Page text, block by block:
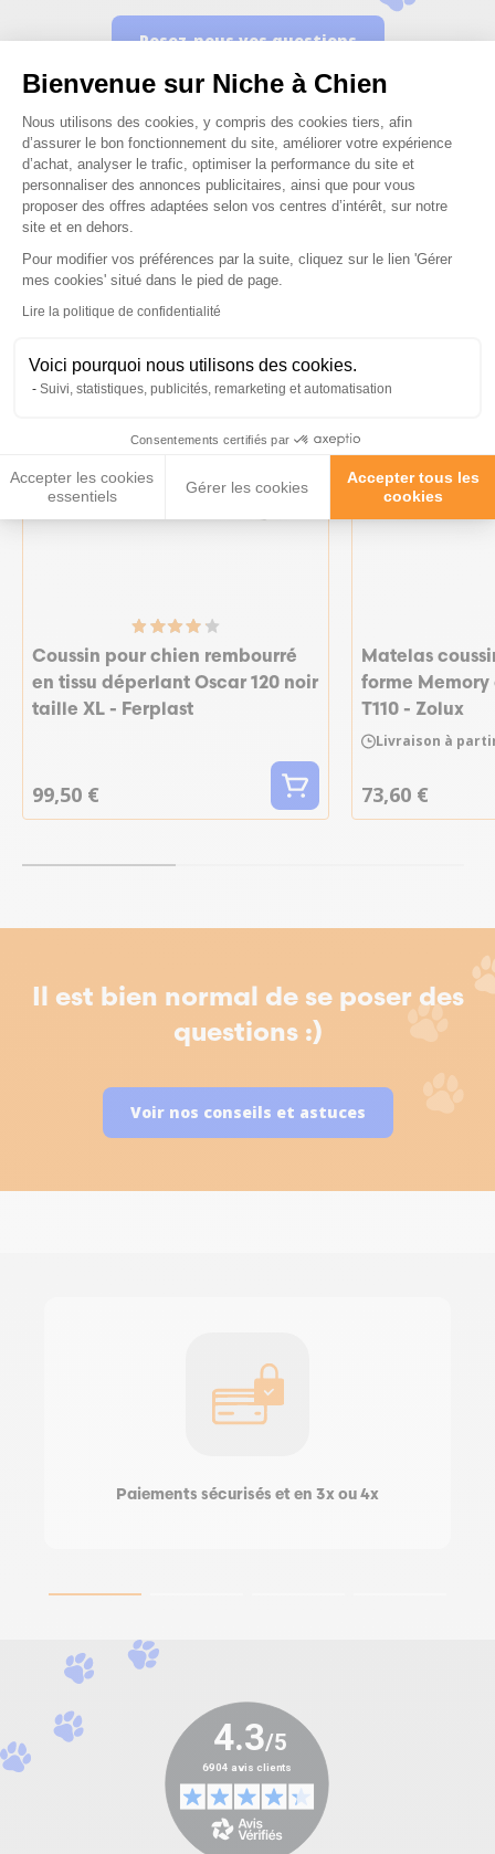
Bienvenue sur Niche à Chien
Plateforme de Gestion du
Nous utilisons des cookies, y compris des cookies tiers, afin
d’assurer le bon fonctionnement du site, améliorer votre expérience
d’achat, analyser le trafic, optimiser la performance du site et
personnaliser des annonces publicitaires, ainsi que pour vous
proposer des offres adaptées selon vos centres d’intérêt, sur notre
site et en dehors.
Pour modifier vos préférences par la suite, cliquez sur le lien 'Gérer
mes cookies' situé dans le pied de page.
Lire la politique de confidentialité
Voici pourquoi nous utilisons des cookies.
Suivi, statistiques, publicités, remarketing et automatisation
Consentements certifiés par
Accepter les cookies
essentiels
Gérer les cookies
Accepter tous les
cookies
Axeptio consent
Posez-nous vos questions
Ces produits peuvent vous
Coussin pour chien rembourré
en tissu déperlant Oscar 120 noir
taille XL - Ferplast
99,50 €
Matelas
forme Memory
T110 - Zolux
Livraison à
73,60 €
Il est bien normal de se poser des
questions :)
Voir nos conseils et astuces
Paiements sécurisés et en 3x ou 4x